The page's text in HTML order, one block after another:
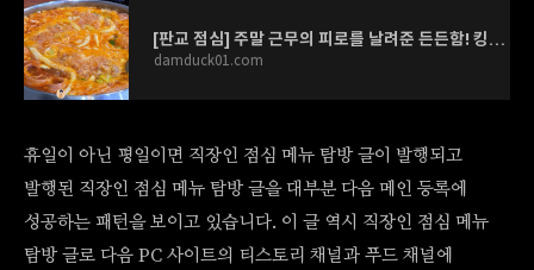
[판교 점심] 주말 근무의 피로를 날려준 든든함! 킹콩부대찌개 '섞어 부대찌개' 탐방기 by 직장인
damduck01.com
휴일이 아닌 평일이면 직장인 점심 메뉴 탐방 글이 발행되고
발행된 직장인 점심 메뉴 탐방 글을 대부분 다음 메인 등록에
성공하는 패턴을 보이고 있습니다. 이 글 역시 직장인 점심 메뉴
탐방 글로 다음 PC 사이트의 티스토리 채널과 푸드 채널에